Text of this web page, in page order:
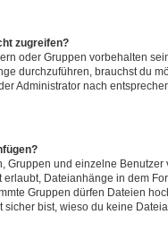
zugreifen?
oder Gruppen vorbehalten
durchzuführen, brauchst du
Administrator nach
Gruppen und einzelne
Dateianhänge in dem
Gruppen dürfen Dateien
bist, wieso du keine